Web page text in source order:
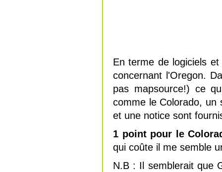
En terme de logiciels
concernant l'Oregon.
pas mapsource!) ce
comme le Colorado, un
et une notice sont
1 point pour le
qui coûte il me semble
N.B : Il semblerait que